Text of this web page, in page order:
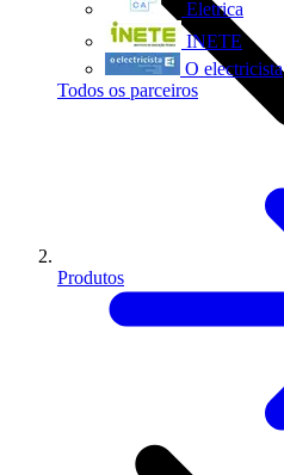
Eletrica
INETE
O electricista
Todos os parceiros
Produtos